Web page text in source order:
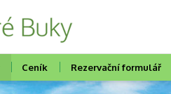
Ceník Rezervační formulář